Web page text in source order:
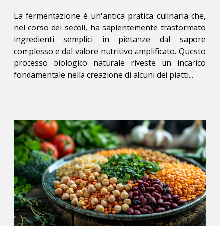
La fermentazione è un'antica pratica culinaria che,
nel corso dei secoli, ha sapientemente trasformato
ingredienti semplici in pietanze dal sapore
complesso e dal valore nutritivo amplificato. Questo
processo biologico naturale riveste un incarico
fondamentale nella creazione di alcuni dei piatti...